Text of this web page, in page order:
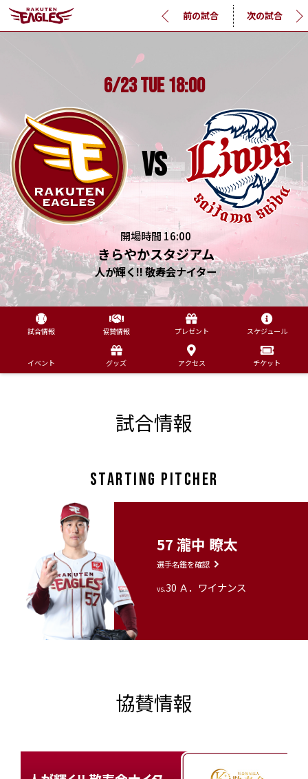
前の試合 次の試合
6/23TUE 18:00
vs
開場時間 16:00
きらやかスタジアム
人が輝く!! 敬寿会ナイター
試合情報 協賛情報 プレゼント スケジュール
イベント グッズ アクセス チケット
試合情報
STARTING PITCHER
57 瀧中 瞭太
選手名鑑を確認
vs.30 Ａ．ワイナンス
協賛情報